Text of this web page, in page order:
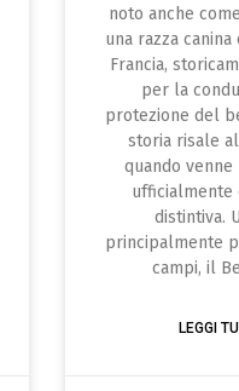
noto anche
una razza
Francia,
per la
protezione del
storia risale
quando
ufficialmente
distintiva.
principalmente
campi, il
LEGGI